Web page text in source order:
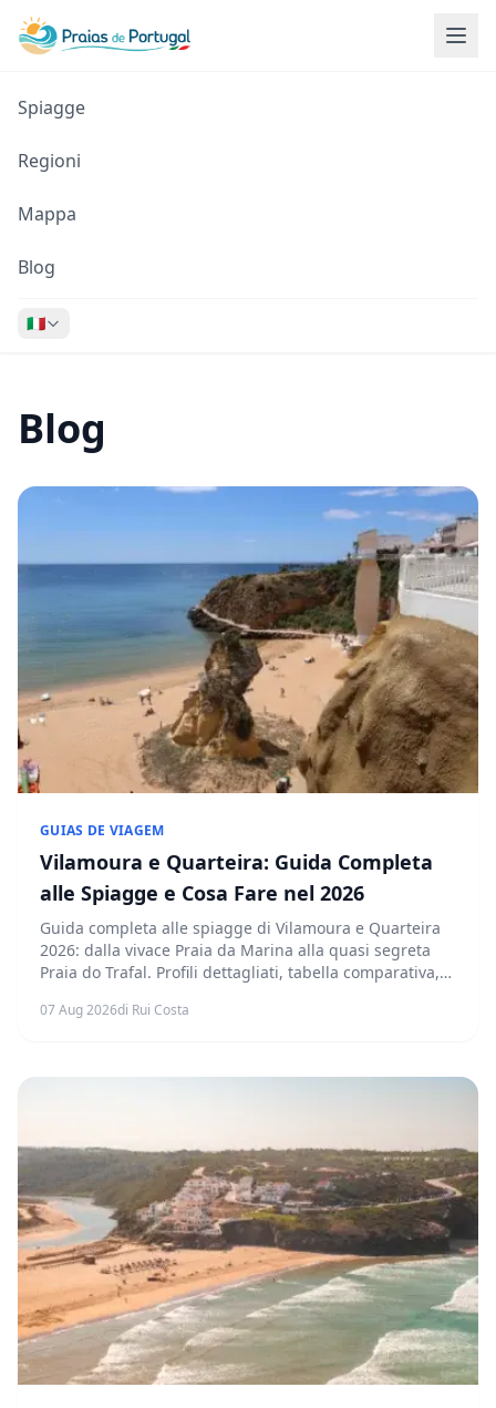
Spiagge
Regioni
Mappa
Blog
🇮🇹
Blog
GUIAS DE VIAGEM
Vilamoura e Quarteira: Guida Completa
alle Spiagge e Cosa Fare nel 2026
Guida completa alle spiagge di Vilamoura e Quarteira
2026: dalla vivace Praia da Marina alla quasi segreta
Praia do Trafal. Profili dettagliati, tabella comparativa,
07 Aug 2026di Rui Costa